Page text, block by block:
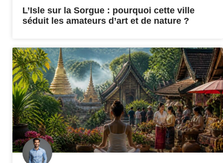
L’Isle sur la Sorgue : pourquoi cette ville
séduit les amateurs d’art et de nature ?